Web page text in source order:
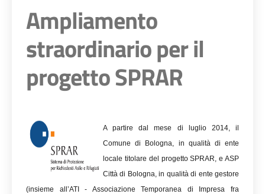
Ampliamento
straordinario per il
progetto SPRAR
A partire dal mese di luglio 2014, il
Comune di Bologna, in qualità di ente
locale titolare del progetto SPRAR, e ASP
Città di Bologna, in qualità di ente gestore
(insieme all’ATI - Associazione Temporanea di Impresa fra